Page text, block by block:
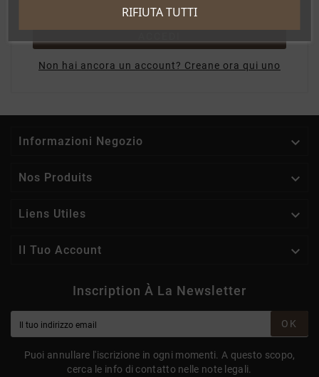
Hai dimenticato la password?
Non hai ancora un account? Creane ora qui uno
Informazioni Negozio 
Nos Produits 
Liens Utiles 
Il Tuo Account 
Inscription À La Newsletter
OK
Puoi annullare l'iscrizione in ogni momenti. A questo scopo,
cerca le info di contatto nelle note legali.
RIFIUTA TUTTI